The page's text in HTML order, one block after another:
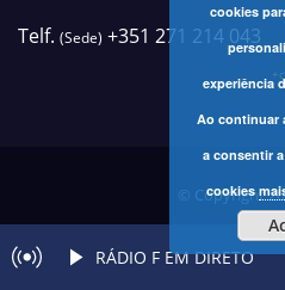
Telf. (Sede) +351 271 214 043
© Copyright
cookies
experiência
Ao continuar
a consentir
cookies
RÁDIO F EM DIRETO